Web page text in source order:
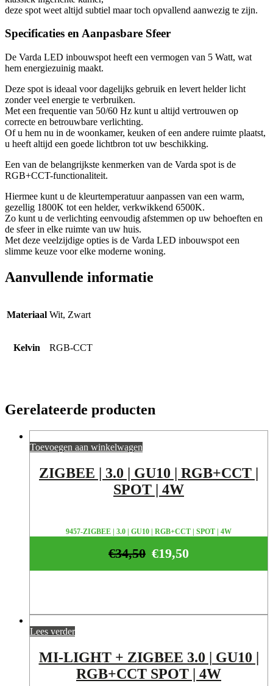
deze spot weet altijd subtiel maar toch opvallend aanwezig te zijn.
Specificaties en Aanpasbare Sfeer
De Varda LED inbouwspot heeft een vermogen van 5 Watt, wat
hem energiezuinig maakt.
Deze spot is ideaal voor dagelijks gebruik en levert helder licht
zonder veel energie te verbruiken.
Met een frequentie van 50/60 Hz kunt u altijd vertrouwen op
correcte en betrouwbare verlichting.
Of u hem nu in de woonkamer, keuken of een andere ruimte plaatst,
u heeft altijd een goede lichtbron tot uw beschikking.
Een van de belangrijkste kenmerken van de Varda spot is de
RGB+CCT-functionaliteit.
Hiermee kunt u de kleurtemperatuur aanpassen van een warm,
gezellig 1800K tot een helder, verkwikkend 6500K.
Zo kunt u de verlichting eenvoudig afstemmen op uw behoeften en
de sfeer in elke ruimte van uw huis.
Met deze veelzijdige opties is de Varda LED inbouwspot een
slimme keuze voor elke moderne woning.
Aanvullende informatie
Materiaal Wit, Zwart
Kelvin RGB-CCT
Gerelateerde producten
Toevoegen aan winkelwagen
ZIGBEE | 3.0 | GU10 | RGB+CCT |
SPOT | 4W
9457-ZIGBEE | 3.0 | GU10 | RGB+CCT | SPOT | 4W
€19,50
€34,50
Lees verder
MI-LIGHT + ZIGBEE 3.0 | GU10 |
RGB+CCT SPOT | 4W